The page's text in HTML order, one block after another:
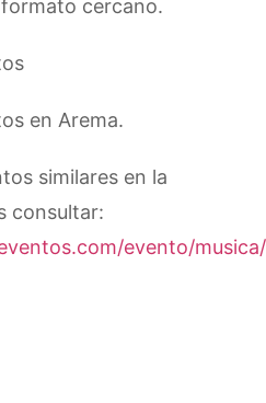
cercano.
en Arema.
similares en la
consultar:
evento/musica/